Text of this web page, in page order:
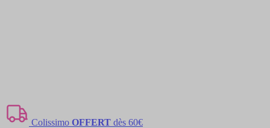
Colissimo OFFERT dès 60€